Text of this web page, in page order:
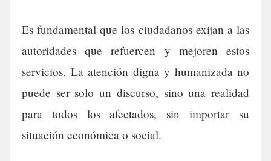
Es fundamental que los ciudadanos exijan a las
autoridades que refuercen y mejoren estos
servicios. La atención digna y humanizada no
puede ser solo un discurso, sino una realidad
para todos los afectados, sin importar su
situación económica o social.